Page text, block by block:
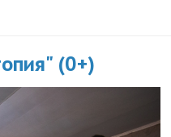
(0+)